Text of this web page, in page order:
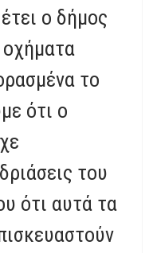
ο δήμος
οχήματα
το
ότι ο
του
ότι αυτά τα